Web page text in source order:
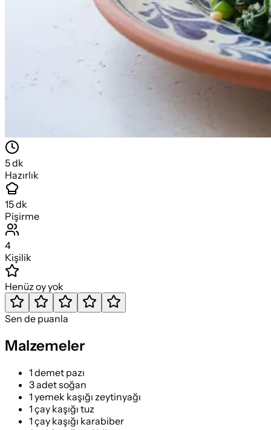
5dk
Hazırlık
15dk
Pişirme
4
Kişilik
Henüz oy yok
Sen de puanla
Malzemeler
1 demet pazı
3 adet soğan
1 yemek kaşığı zeytinyağı
1 çay kaşığı tuz
1 çay kaşığı karabiber